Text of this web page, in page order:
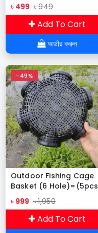
৳ 499 ৳ 949
Add To Cart
অর্ডার করুন
-49%
Outdoor Fishing Cage
Basket (6 Hole)=(5pcs
14.5 inch)
৳ 999 ৳ 1,950
Add To Cart